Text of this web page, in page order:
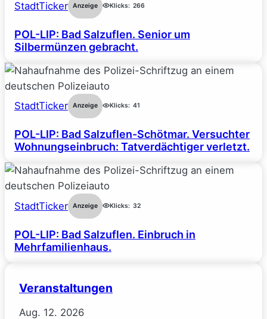
StadtTicker Anzeige Klicks: 266
POL-LIP: Bad Salzuflen. Senior um
Silbermünzen gebracht.
StadtTicker Anzeige Klicks: 41
POL-LIP: Bad Salzuflen-Schötmar. Versuchter
Wohnungseinbruch: Tatverdächtiger verletzt.
StadtTicker Anzeige Klicks: 32
POL-LIP: Bad Salzuflen. Einbruch in
Mehrfamilienhaus.
Veranstaltungen
Aug. 12. 2026